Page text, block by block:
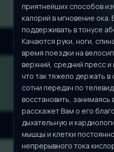
приятнейших способов
калорий в мгновение
поддерживать в тонусе
Качаются руки, ноги,
время поездки на
верхний, средний пресс
что так тяжело держать
сотни передач по
восстановить,
расскажет Вам о его
дыхательную и
мышцы и клетки
непрерывного тока